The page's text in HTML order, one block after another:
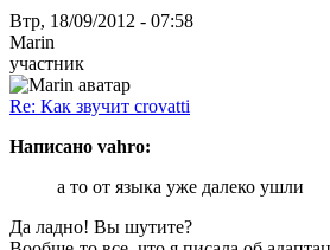
Втр, 18/09/2012 - 07:58
Marin
участник
Re: Как звучит crovatti
Написано vahro:
а то от языка уже далеко ушли
Да ладно! Вы шутите?